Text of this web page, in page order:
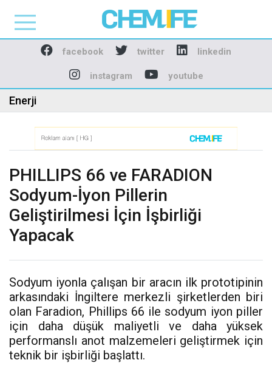
Chemlife - Basılı ve
facebook twitter linkedin
instagram youtube
Enerji
PHILLIPS 66 ve FARADION
Sodyum-İyon Pillerin
Geliştirilmesi İçin İşbirliği
Yapacak
Sodyum iyonla çalışan bir aracın ilk prototipinin
arkasındaki İngiltere merkezli şirketlerden biri
olan Faradion, Phillips 66 ile sodyum iyon piller
için daha düşük maliyetli ve daha yüksek
performanslı anot malzemeleri geliştirmek için
teknik bir işbirliği başlattı.